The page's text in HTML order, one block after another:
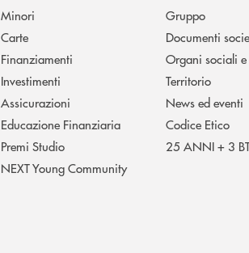
Minori
Carte
Finanziamenti
Investimenti
Assicurazioni
Educazione Finanziaria
Premi Studio
NEXT Young Community
Gruppo
Documenti
Organi sociali
Territorio
News ed eventi
Codice Etico
25 ANNI + 3